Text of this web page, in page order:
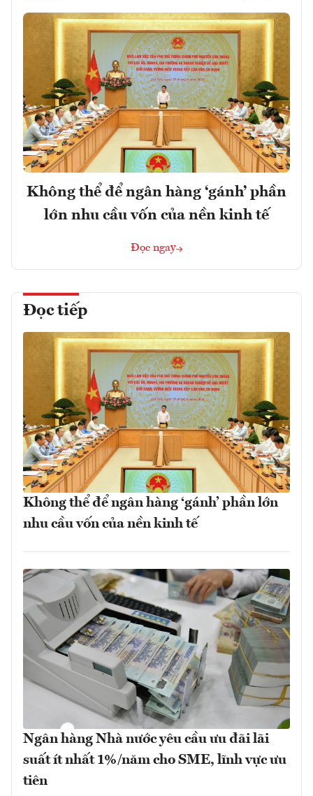
Không thể để ngân hàng ‘gánh’ phần
lớn nhu cầu vốn của nền kinh tế
Đọc ngay
Đọc tiếp
Không thể để ngân hàng ‘gánh’ phần lớn
nhu cầu vốn của nền kinh tế
Ngân hàng Nhà nước yêu cầu ưu đãi lãi
suất ít nhất 1%/năm cho SME, lĩnh vực ưu
tiên